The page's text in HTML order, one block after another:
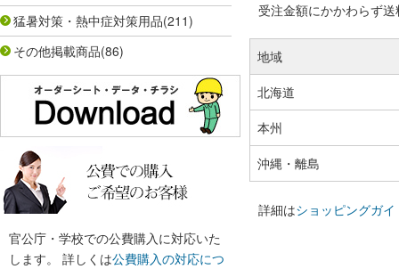
猛暑対策・熱中症対策用品(211)
その他掲載商品(86)
官公庁・学校での公費購入に対応いた
します。 詳しくは公費購入の対応につ
受注金額にかかわらず
地域
北海道
本州
沖縄・離島
詳細はショッピングガイ